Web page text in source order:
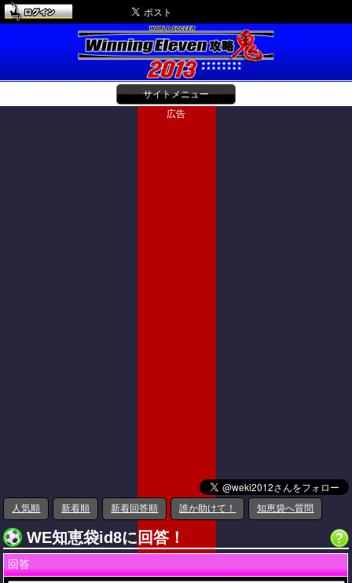
サイトメニュー
広告
人気順 新着順 新着回答順 誰か助けて！ 知恵袋へ質問
WE知恵袋id8に回答！
回答